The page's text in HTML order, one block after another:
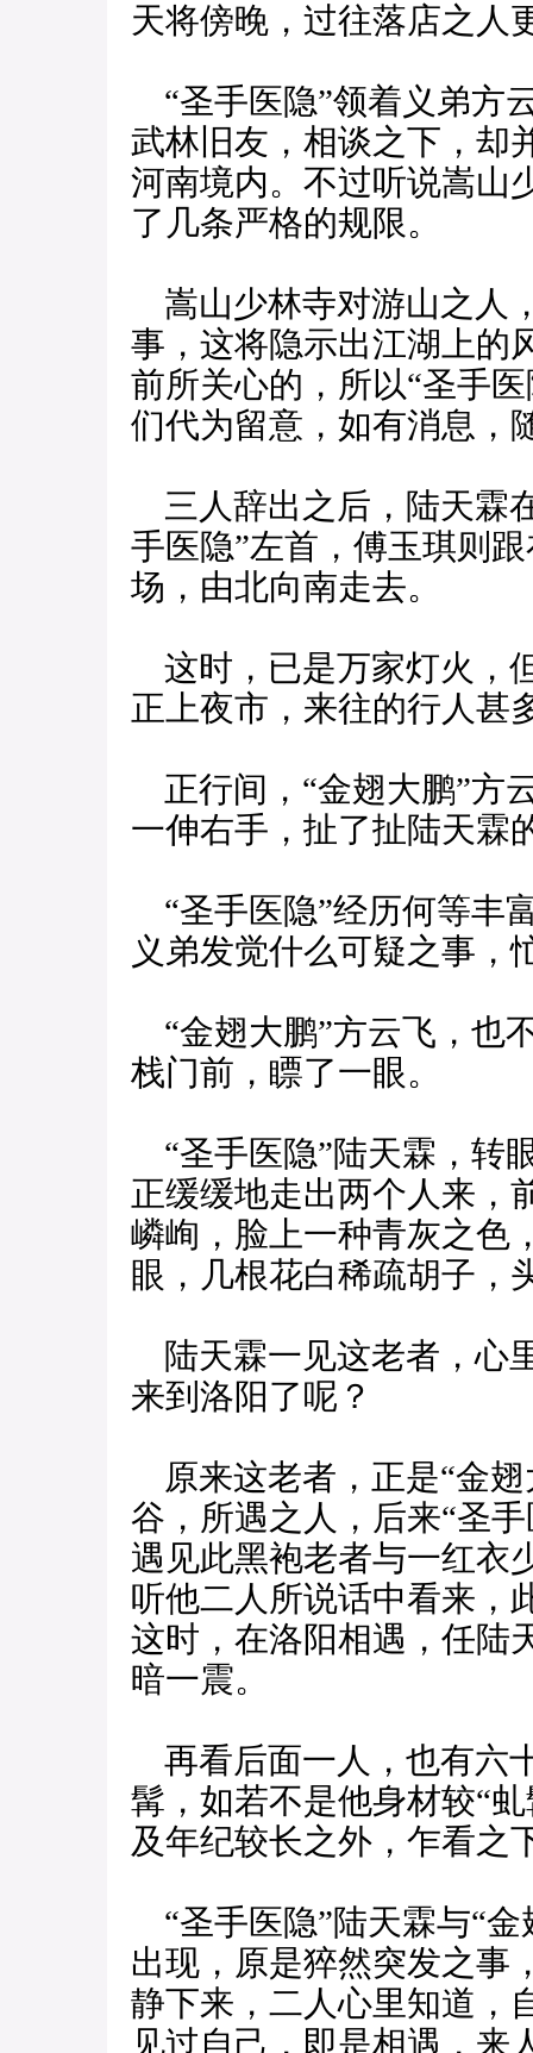
天将傍晚，过往落店之人
“圣手医隐”领着义弟方
武林旧友，相谈之下，却
河南境内。不过听说嵩山
了几条严格的规限。
嵩山少林寺对游山之人
事，这将隐示出江湖上的
前所关心的，所以“圣手
们代为留意，如有消息，
三人辞出之后，陆天霖
手医隐”左首，傅玉琪则
场，由北向南走去。
这时，已是万家灯火，
正上夜市，来往的行人甚
正行间，“金翅大鹏”方
一伸右手，扯了扯陆天霖
“圣手医隐”经历何等丰
义弟发觉什么可疑之事，
“金翅大鹏”方云飞，也
栈门前，瞟了一眼。
“圣手医隐”陆天霖，转
正缓缓地走出两个人来，
嶙峋，脸上一种青灰之色
眼，几根花白稀疏胡子，
陆天霖一见这老者，心
来到洛阳了呢？
原来这老者，正是“金翅
谷，所遇之人，后来“圣
遇见此黑袍老者与一红衣
听他二人所说话中看来，
这时，在洛阳相遇，任陆
暗一震。
再看后面一人，也有六
髯，如若不是他身材较“
及年纪较长之外，乍看之
“圣手医隐”陆天霖与“
出现，原是猝然突发之事
静下来，二人心里知道，
见过自己，即是相遇，来